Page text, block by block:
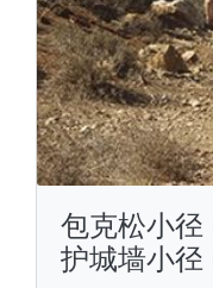
包克松小
护城墙小